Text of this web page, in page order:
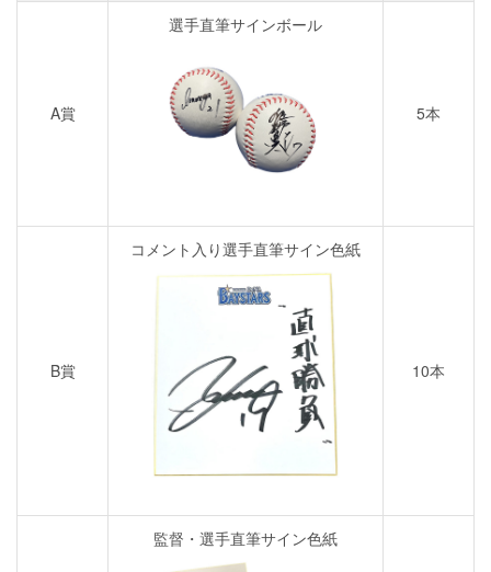
A賞
選手直筆サインボール
5本
B賞
コメント入り選手直筆サイン色紙
10本
監督・選手直筆サイン色紙